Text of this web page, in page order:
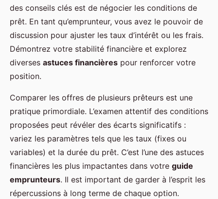
des conseils clés est de négocier les conditions de
prêt. En tant qu’emprunteur, vous avez le pouvoir de
discussion pour ajuster les taux d’intérêt ou les frais.
Démontrez votre stabilité financière et explorez
diverses astuces financières pour renforcer votre
position.
Comparer les offres de plusieurs prêteurs est une
pratique primordiale. L’examen attentif des conditions
proposées peut révéler des écarts significatifs :
variez les paramètres tels que les taux (fixes ou
variables) et la durée du prêt. C’est l’une des astuces
financières les plus impactantes dans votre guide
emprunteurs. Il est important de garder à l’esprit les
répercussions à long terme de chaque option.